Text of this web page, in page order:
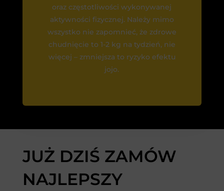
oraz częstotliwości wykonywanej
aktywności fizycznej. Należy mimo
wszystko nie zapomnieć, że zdrowe
chudnięcie to 1-2 kg na tydzień, nie
więcej – zmniejsza to ryzyko efektu
jojo.
JUŻ DZIŚ ZAMÓW
NAJLEPSZY